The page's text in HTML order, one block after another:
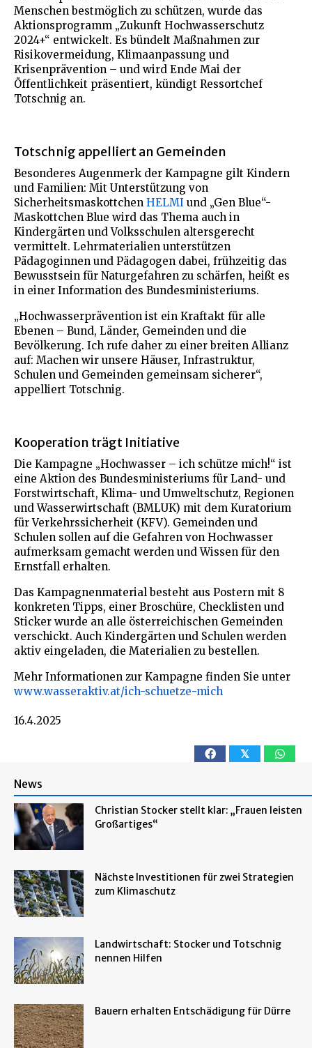
Menschen bestmöglich zu schützen, wurde das
Aktionsprogramm „Zukunft Hochwasserschutz
2024+“ entwickelt. Es bündelt Maßnahmen zur
Risikovermeidung, Klimaanpassung und
Krisenprävention – und wird Ende Mai der
Öffentlichkeit präsentiert, kündigt Ressortchef
Totschnig an.
Totschnig appelliert an Gemeinden
Besonderes Augenmerk der Kampagne gilt Kindern
und Familien: Mit Unterstützung von
Sicherheitsmaskottchen HELMI und „Gen Blue“-
Maskottchen Blue wird das Thema auch in
Kindergärten und Volksschulen altersgerecht
vermittelt. Lehrmaterialien unterstützen
Pädagoginnen und Pädagogen dabei, frühzeitig das
Bewusstsein für Naturgefahren zu schärfen, heißt es
in einer Information des Bundesministeriums.
„Hochwasserprävention ist ein Kraftakt für alle
Ebenen – Bund, Länder, Gemeinden und die
Bevölkerung. Ich rufe daher zu einer breiten Allianz
auf: Machen wir unsere Häuser, Infrastruktur,
Schulen und Gemeinden gemeinsam sicherer“,
appelliert Totschnig.
Kooperation trägt Initiative
Die Kampagne „Hochwasser – ich schütze mich!“ ist
eine Aktion des Bundesministeriums für Land- und
Forstwirtschaft, Klima- und Umweltschutz, Regionen
und Wasserwirtschaft (BMLUK) mit dem Kuratorium
für Verkehrssicherheit (KFV). Gemeinden und
Schulen sollen auf die Gefahren von Hochwasser
aufmerksam gemacht werden und Wissen für den
Ernstfall erhalten.
Das Kampagnenmaterial besteht aus Postern mit 8
konkreten Tipps, einer Broschüre, Checklisten und
Sticker wurde an alle österreichischen Gemeinden
verschickt. Auch Kindergärten und Schulen werden
aktiv eingeladen, die Materialien zu bestellen.
Mehr Informationen zur Kampagne finden Sie unter
www.wasseraktiv.at/ich-schuetze-mich
16.4.2025
𝕏
News
Christian Stocker stellt klar: „Frauen leisten
Großartiges“
Nächste Investitionen für zwei Strategien
zum Klimaschutz
Landwirtschaft: Stocker und Totschnig
nennen Hilfen
Bauern erhalten Entschädigung für Dürre